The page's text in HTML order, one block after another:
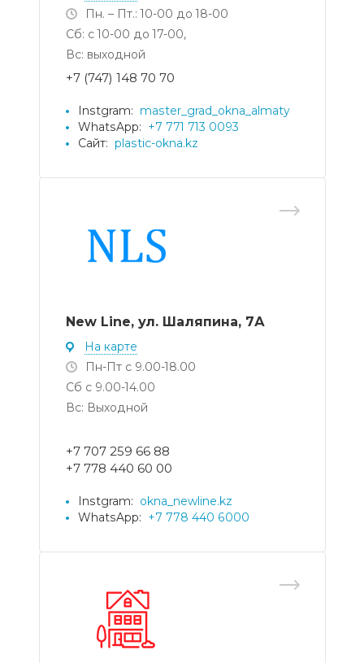
Пн. – Пт.: 10-00 до 18-00
Сб: с 10-00 до 17-00,
Вс: выходной
+7 (747) 148 70 70
Instgram: master_grad_okna_almaty
WhatsApp: +7 771 713 0093
Сайт: plastic-okna.kz
New Line, ул. Шаляпина, 7А
На карте
Пн-Пт с 9.00-18.00
Сб с 9.00-14.00
Вс: Выходной
+7 707 259 66 88
+7 778 440 60 00
Instgram: okna_newline.kz
WhatsApp: +7 778 440 6000